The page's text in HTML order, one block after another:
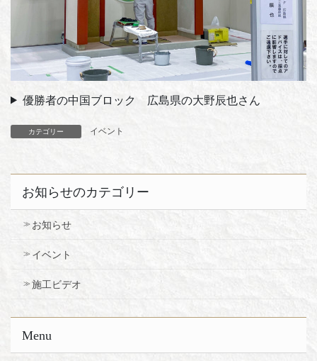
優勝者の中国ブロック 広島県の大野辰也さん
カテゴリー イベント
お知らせのカテゴリー
お知らせ
イベント
施工ビデオ
Menu